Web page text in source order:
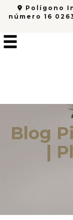
Polígono
número 16
Blog
|